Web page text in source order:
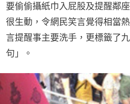
要偷偷攝紙巾入屁股及提醒鄰
很生動，令網民笑言覺得相當
言提醒事主要洗手，更標籤了
句」。